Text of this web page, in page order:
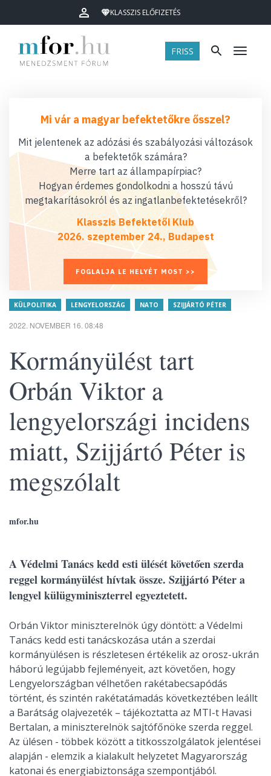
KLASSZIS ELŐFIZETÉS
FRISS Menü
Mi vár a magyar befektetőkre ősszel?
Mit jelentenek az adózási és szabályozási változások
a befektetők számára?
Merre tart az állampapírpiac?
Hogyan érdemes gondolkodni a hosszú távú
megtakarításokról és az ingatlanbefektetésekről?
Klasszis Befektetői Klub
2026. szeptember 24., Budapest
FOGLALJA LE HELYÉT MOST >>
KÜLPOLITIKA LENGYELORSZÁG NATO SZIJJÁRTÓ PÉTER
2022. NOVEMBER 16. 08:48
Kormányülést tart
Orbán Viktor a
lengyelországi incidens
miatt, Szijjártó Péter is
megszólalt
mfor.hu
A Védelmi Tanács kedd esti ülését követően szerda
reggel kormányülést hívtak össze. Szijjártó Péter a
lengyel külügyminiszterrel egyeztetett.
Orbán Viktor miniszterelnök úgy döntött: a Védelmi
Tanács kedd esti tanácskozása után a szerdai
kormányülésen is részletesen értékelik az orosz-ukrán
háború legújabb fejleményeit, azt követően, hogy
Lengyelországban vélhetően rakétabecsapódás
történt, és szintén rakétatámadás következtében leállt
a Barátság olajvezeték – tájékoztatta az MTI-t Havasi
Bertalan, a miniszterelnök sajtófőnöke szerda reggel.
Az ülésen - többek között a titkosszolgálatok jelentései
alapján - elemzik a kialakult helyzetet Magyarország
katonai és energiabiztonsága szempontjából.